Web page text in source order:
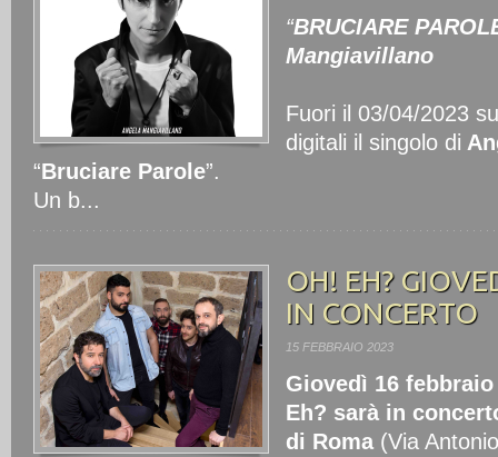
“BRUCIARE
Mangiavillano
Fuori il 03/04/2023
digitali il singolo di
“Bruciare Parole”.
Un b...
OH! EH?
IN CONCERTO
15 FEBBRAIO 2023
Giovedì 16
Eh? sarà in
di Roma (Via